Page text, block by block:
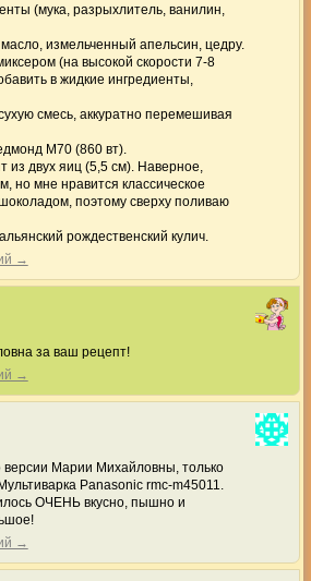
(мука, разрыхлитель, ванилин,
измельченный апельсин, цедру.
(на высокой скорости 7-8
в жидкие ингредиенты,
смесь, аккуратно перемешивая
М70 (860 вт).
из двух яиц (5,5 см). Наверное,
но мне нравится классическое
поэтому сверху поливаю
рождественский кулич.
→
за ваш рецепт!
→
версии Марии Михайловны, только
Panasonic rmc-m45011.
ОЧЕНЬ вкусно, пышно и
→